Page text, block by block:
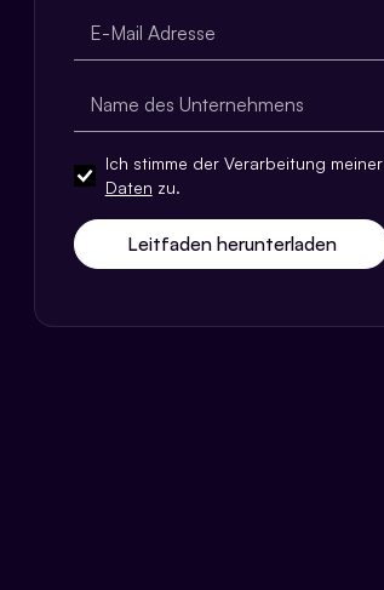
Ich stimme der Verarbeitung meiner
Daten zu.